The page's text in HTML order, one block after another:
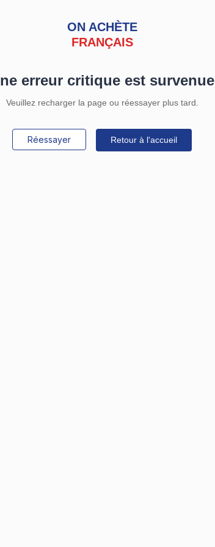
ON ACHÈTE
FRANÇAIS
erreur critique est survenue
Veuillez recharger la page ou réessayer plus tard.
Réessayer Retour à l'accueil